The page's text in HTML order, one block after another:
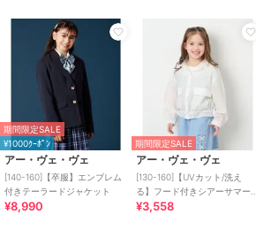
期間限定SALE
¥1000ｸｰﾎﾟﾝ
アー・ヴェ・ヴェ
[140-160]【卒服】エンブレム
付きテーラードジャケット
¥8,990
期間限定SALE
アー・ヴェ・ヴェ
[130-160]【UVカット/洗え
る】フード付きシアーサマー
ジャケット
¥3,558